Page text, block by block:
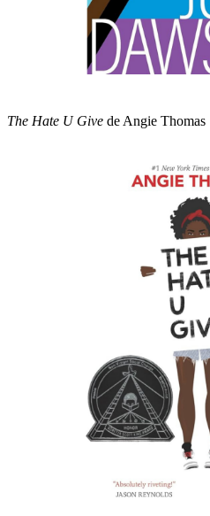
The Hate U Give de Angie Thomas